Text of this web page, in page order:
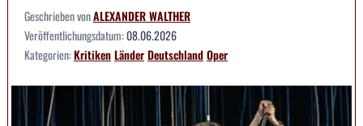
Geschrieben vonALEXANDER WALTHER
Veröffentlichungsdatum:08.06.2026
Kategorien:KritikenLänderDeutschlandOper